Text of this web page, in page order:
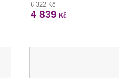
6 322 Kč
4 839 Kč